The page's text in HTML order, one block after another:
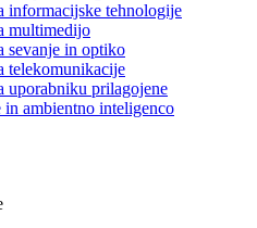
informacijske tehnologije
multimedijo
sevanje in optiko
telekomunikacije
uporabniku prilagojene
ambientno inteligenco